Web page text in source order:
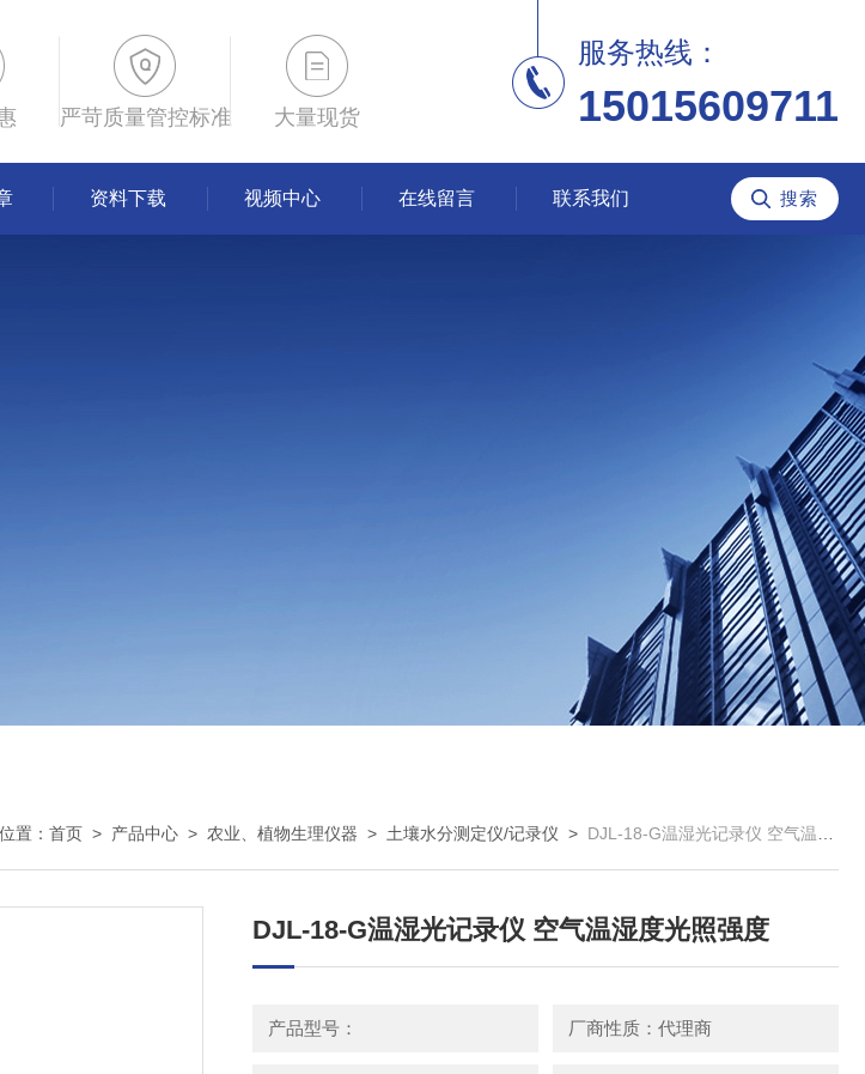
严苛质量管控标准 大量现货
服务热线：
15015609711
资料下载 视频中心 在线留言 联系我们
置：首页 > 产品中心 > 农业、植物生理仪器 > 土壤水分测定仪/记录仪 > DJL-18-G温湿光记录仪 空气温湿度光照强度
DJL-18-G温湿光记录仪 空气温湿度光照强度
产品型号： 厂商性质：代理商